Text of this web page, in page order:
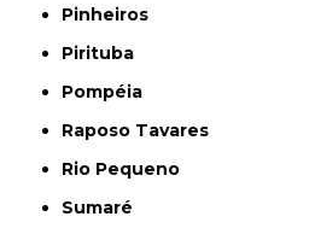
Pinheiros
Pirituba
Pompéia
Raposo Tavares
Rio Pequeno
Sumaré